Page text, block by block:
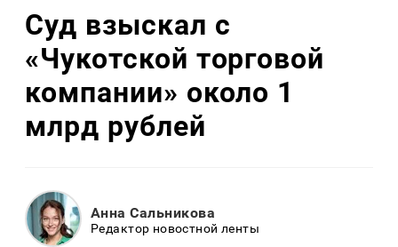
Суд взыскал с
«Чукотской торговой
компании» около 1
млрд рублей
Анна Сальникова
Редактор новостной ленты